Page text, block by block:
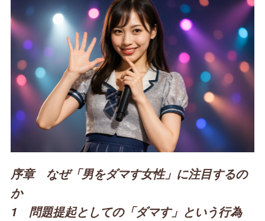
序章 なぜ「男をダマす女性」に注目するの
か
1 問題提起としての「ダマす」という行為